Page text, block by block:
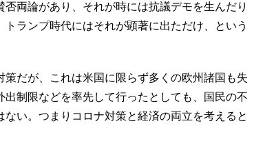
両論があり、それが時には抗議デモを生んだり
ランプ時代にはそれが顕著に出ただけ、という
だが、これは米国に限らず多くの欧州諸国も失
制限などを率先して行ったとしても、国民の不
い。つまりコロナ対策と経済の両立を考えると